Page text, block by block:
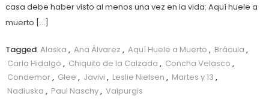
casa debe haber visto al menos una vez en la vida: Aquí huele a
muerto […]
Tagged Alaska , Ana Álvarez , Aquí Huele a Muerto , Brácula ,
Carla Hidalgo , Chiquito de la Calzada , Concha Velasco ,
Condemor, Glee , Javivi , Leslie Nielsen , Martes y 13 ,
Nadiuska , Paul Naschy, Valpurgis